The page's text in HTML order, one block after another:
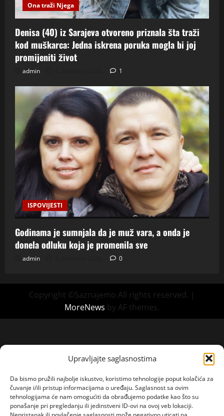
Upravljajte saglasnostima
Da bismo pružili najbolje iskustvo, koristimo tehnologije poput kolačića za
čuvanje i/ili pristup informacijama o uređaju. Saglasnost sa ovim
tehnologijama će nam omogućiti da obrađujemo podatke kao što su
ponašanje pri pregledanju ili jedinstveni ID-ovi na ovoj veb lokaciji.
Ona traži Njega
Denisa (40) iz Sarajeva otvoreno priznala šta traži
kod muškarca: Jedna iskrena poruka mogla bi joj
promijeniti život
admin 1
ISPOVIJESTI
Godinama je sumnjala da je muž vara, a onda je
donela odluku koja je promenila sve
admin 0
Copyright ©Saznajemo All rights reserved. |
MoreNews by AF themes.